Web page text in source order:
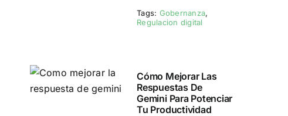
Tags: Gobernanza,
Regulacion digital
Cómo Mejorar Las
Respuestas De
Gemini Para Potenciar
Tu Productividad